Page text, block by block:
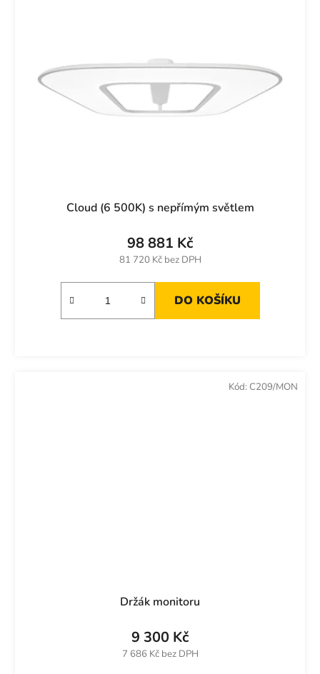
Cloud (6 500K) s nepřímým světlem
81 720 Kč bez DPH
98 881 Kč
DO KOŠÍKU
Držák monitoru
7 686 Kč bez DPH
9 300 Kč
Kód: C209/MON